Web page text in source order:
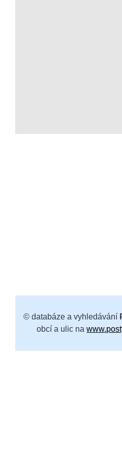
© databáze a vyhledávání
obcí a ulic na